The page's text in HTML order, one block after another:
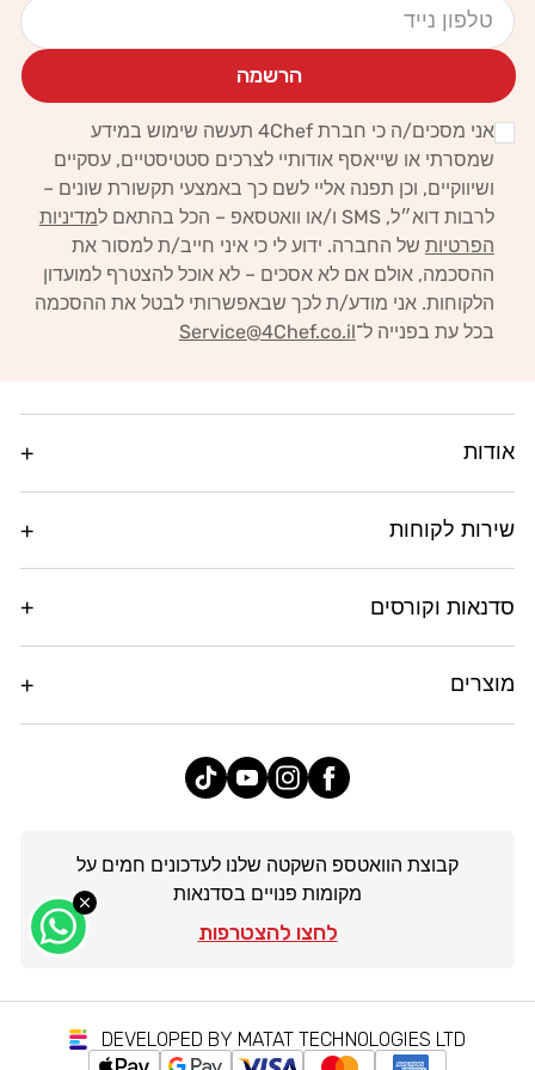
הרשמה
אני מסכים/ה כי חברת 4Chef תעשה שימוש במידע
שמסרתי או שייאסף אודותיי לצרכים סטטיסטיים, עסקיים
ושיווקיים, וכן תפנה אליי לשם כך באמצעי תקשורת שונים –
לרבות דוא״ל, SMS ו/או וואטסאפ – הכל בהתאם ל
מדיניות
הפרטיות של החברה. ידוע לי כי איני חייב/ת למסור את
ההסכמה, אולם אם לא אסכים – לא אוכל להצטרף למועדון
הלקוחות. אני מודע/ת לכך שבאפשרותי לבטל את ההסכמה
בכל עת בפנייה ל־Service@4Chef.co.il
פייסבוקאינסטגרם
יוטיובטיק
קבוצת הוואטספ השקטה שלנו לעדכונים חמים על
מקומות פנויים בסדנאות
לחצו להצטרפות
אודות
שירות לקוחות
סדנאות וקורסים
מוצרים
DEVELOPED BY MATAT TECHNOLOGIES LTD